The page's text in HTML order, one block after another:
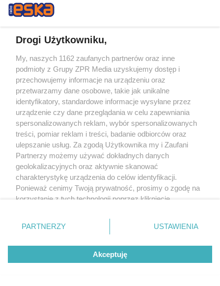
RZADKIE IMIONA
To imię brzmi jak nazwa
europejskiego kraju. W
Polsce nosi je zaledwie 3
kobiety
Drogi Użytkowniku,
My, naszych 1162 zaufanych partnerów oraz inne
podmioty z Grupy ZPR Media uzyskujemy dostęp i
przechowujemy informacje na urządzeniu oraz
przetwarzamy dane osobowe, takie jak unikalne
identyfikatory, standardowe informacje wysyłane przez
urządzenie czy dane przeglądania w celu zapewniania
spersonalizowanych reklam, wybór spersonalizowanych
treści, pomiar reklam i treści, badanie odbiorców oraz
ulepszanie usług. Za zgodą Użytkownika my i Zaufani
Partnerzy możemy używać dokładnych danych
geolokalizacyjnych oraz aktywnie skanować
charakterystykę urządzenia do celów identyfikacji.
Ponieważ cenimy Twoją prywatność, prosimy o zgodę na
korzystanie z tych technologii poprzez kliknięcie
zmienić/wycofać klikając przycisk ustawień prywatności
znajdujący się w lewym dolnym rogu strony
rodzaje przetwarzania danych nie wymagają zgody
użytkownika, ale masz prawo sprzeciwić się takiemu
przetwarzaniu. Preferencje będą miały zastosowanie tylko
PARTNERZY USTAWIENIA
Akceptuję